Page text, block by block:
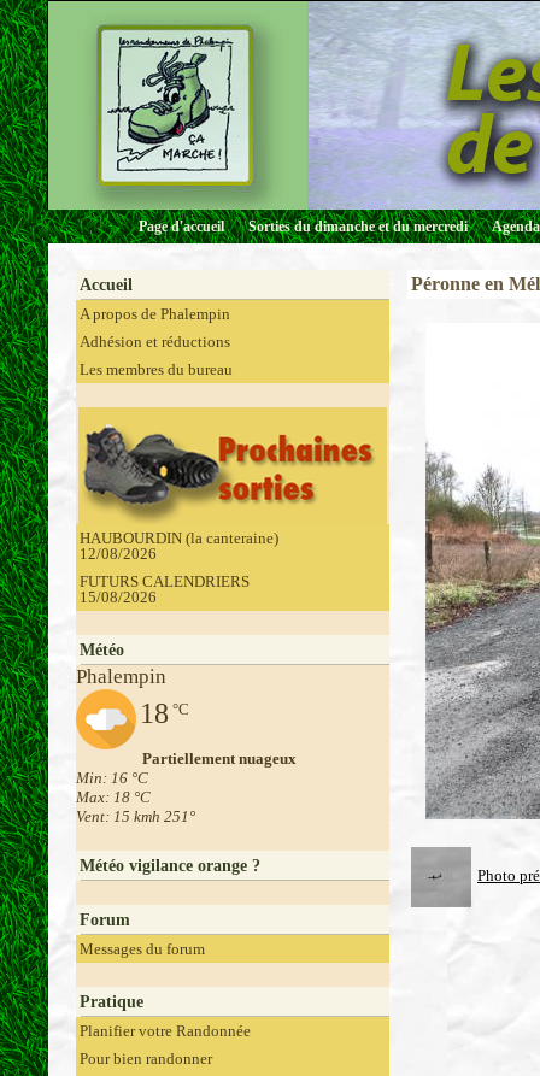
Page d'accueil Sorties du dimanche et du mercredi
Accueil
A propos de Phalempin
Adhésion et réductions
Les membres du bureau
HAUBOURDIN (la canteraine)
12/08/2026
FUTURS CALENDRIERS
15/08/2026
Météo
Phalempin
18 °C
Partiellement nuageux
Min: 16 °C
Max: 18 °C
Vent: 15 kmh 251°
Météo vigilance orange ?
Forum
Messages du forum
Pratique
Planifier votre Randonnée
Pour bien randonner
Péronne en
Photo